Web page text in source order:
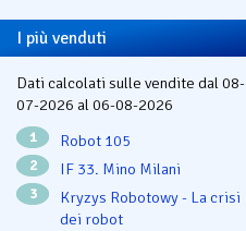
I più venduti
Dati calcolati sulle vendite dal 08-
07-2026 al 06-08-2026
1 Robot 105
2 IF 33. Mino Milani
3
Kryzys Robotowy - La crisi
dei robot